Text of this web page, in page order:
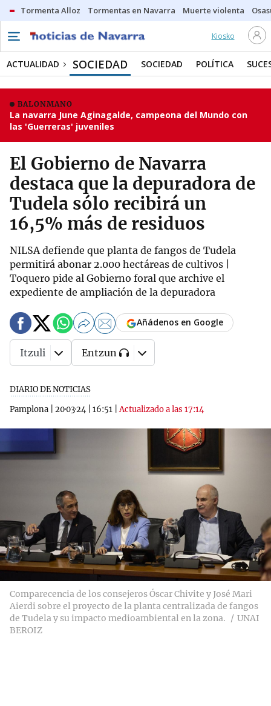
Tormenta Alloz Tormentas en Navarra Muerte violenta
Kiosko
ACTUALIDAD SOCIEDAD SOCIEDAD POLÍTICA
BALONMANO
La navarra June Aginagalde, campeona del Mundo con
las 'Guerreras' juveniles
El Gobierno de Navarra
destaca que la depuradora de
Tudela sólo recibirá un
16,5% más de residuos
NILSA defiende que planta de fangos de Tudela
permitirá abonar 2.000 hectáreas de cultivos |
Toquero pide al Gobierno foral que archive el
expediente de ampliación de la depuradora
DIARIO DE NOTICIAS
Pamplona
20·03·24 16:51 |Actualizado a las 17:14
Añádenos en Google
Itzuli Entzun
Comparecencia de los consejeros Óscar Chivite y José Mari
Aierdi sobre el proyecto de la planta centralizada de fangos
de Tudela y su impacto medioambiental en la zona.
UNAI
BEROIZ